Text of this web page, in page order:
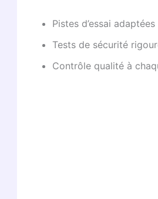
Pistes d’essai
Tests de sécurité
Contrôle qualité à